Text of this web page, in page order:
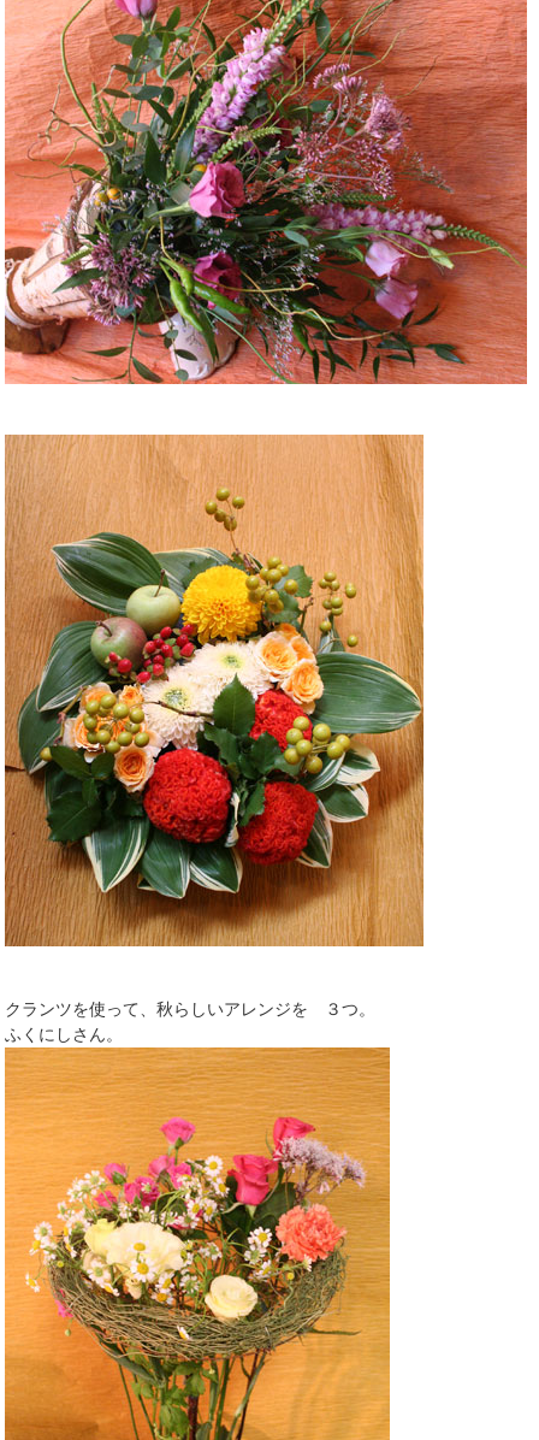
クランツを使って、秋らしいアレンジを ３つ。
ふくにしさん。